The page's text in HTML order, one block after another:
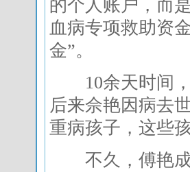
的个人账户，而
血病专项救助资
金”。
10余天时间，“
后来佘艳因病去
重病孩子，这些
不久，傅艳成